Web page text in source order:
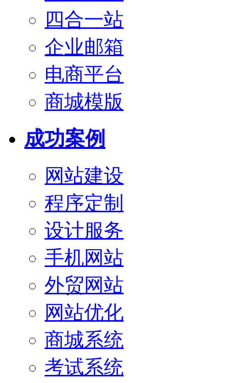
四合一站
企业邮箱
电商平台
商城模版
成功案例
网站建设
程序定制
设计服务
手机网站
外贸网站
网站优化
商城系统
考试系统